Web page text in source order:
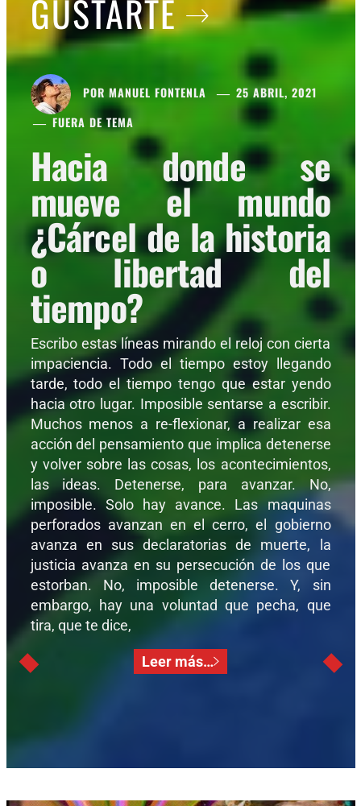
GUSTARTE
POR MANUEL FONTENLA
25 ABRIL, 2021
FUERA DE TEMA
Hacia donde se
mueve el mundo
¿Cárcel de la historia
o libertad del
tiempo?
Escribo estas líneas mirando el reloj con cierta
impaciencia. Todo el tiempo estoy llegando
tarde, todo el tiempo tengo que estar yendo
hacia otro lugar. Imposible sentarse a escribir.
Muchos menos a re-flexionar, a realizar esa
acción del pensamiento que implica detenerse
y volver sobre las cosas, los acontecimientos,
las ideas. Detenerse, para avanzar. No,
imposible. Solo hay avance. Las maquinas
perforados avanzan en el cerro, el gobierno
avanza en sus declaratorias de muerte, la
justicia avanza en su persecución de los que
estorban. No, imposible detenerse. Y, sin
embargo, hay una voluntad que pecha, que
tira, que te dice,
Leer más…